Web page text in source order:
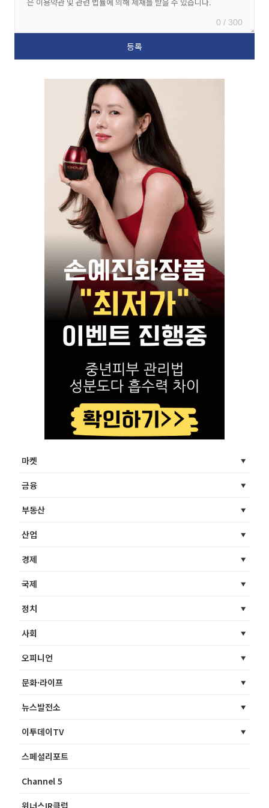
0 / 300
마켓
금융
부동산
산업
경제
국제
정치
사회
오피니언
문화·라이프
뉴스발전소
이투데이TV
스페셜리포트
Channel 5
위너스IR클럽